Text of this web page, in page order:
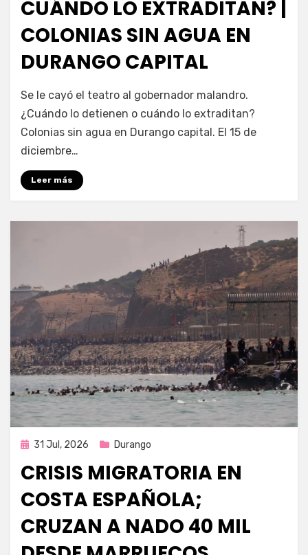
CUÁNDO LO EXTRADITAN? |
COLONIAS SIN AGUA EN
DURANGO CAPITAL
por Fernando Miranda Servín
Se le cayó el teatro al gobernador malandro.
¿Cuándo lo detienen o cuándo lo extraditan?
Colonias sin agua en Durango capital. El 15 de
diciembre…
Leer más
Publicada
31 Jul, 2026 Durango
CRISIS MIGRATORIA EN
COSTA ESPAÑOLA;
CRUZAN A NADO 40 MIL